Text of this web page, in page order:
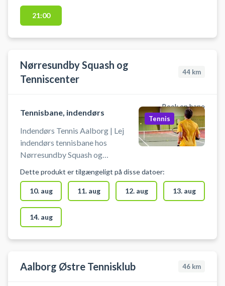
findes ved tennisbanen hos Vadum
IF Tennis som findes
nord for Nørresundby og Aalborg.
Der er stort parkeringsplads foran
banerne.
21:00
Nørresundby Squash og
Tenniscenter
44 km
Book en bane
Tennisbane, indendørs
Indendørs Tennis Aalborg | Lej
indendørs tennisbane hos
Nørresundby Squash og
en indendørs tennisbane og spil
tennis i Aalborg på indendørs
tennisbane i Nørresundby Squash
og Tenniscenters tennishal.
Tennisbanen må kun benyttes med
indendørssko, der ikke laver
ketcher og bolde. For adgang til
den indendørs tennishal bedes du
Tennis
Dette produkt er tilgængeligt på disse datoer:
10. aug 11. aug 12. aug 13. aug
14. aug
Aalborg Østre Tennisklub 46 km